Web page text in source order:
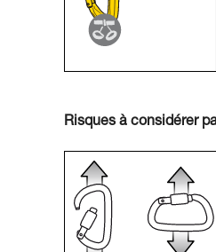
Risques à considérer